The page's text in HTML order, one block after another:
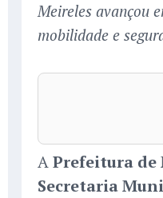
Meireles avançou
mobilidade e
APrefeitura de
Secretaria